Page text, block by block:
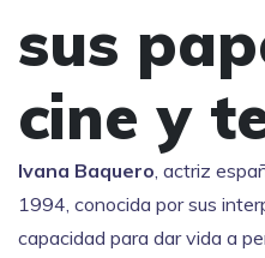
sus
cine y
Ivana Baquero, actriz
1994, conocida por sus
capacidad para dar vida a